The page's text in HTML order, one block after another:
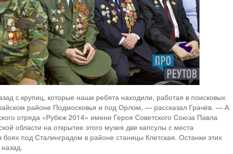
с крупиц, которые наши ребята находили, работая в поисковых
районе Подмосковья и под Орлом, — рассказал Грачёв. — А
отряда «Рубеж 2014» имени Героя Советского Союза Павла
области на открытие этого музея две капсулы с места
под Сталинградом в районе станицы Клетская. Останки этих